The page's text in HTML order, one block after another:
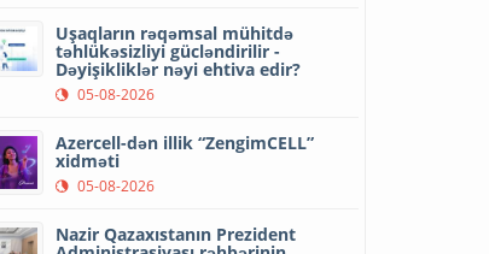
Uşaqların rəqəmsal mühitdə
təhlükəsizliyi gücləndirilir -
Dəyişikliklər nəyi ehtiva edir?
05-08-2026
Azercell-dən illik “ZengimCELL”
xidməti
05-08-2026
Nazir Qazaxıstanın Prezident